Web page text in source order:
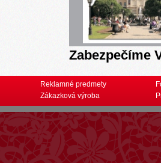
Zabezpečíme
Reklamné predmety
Zákazková výroba